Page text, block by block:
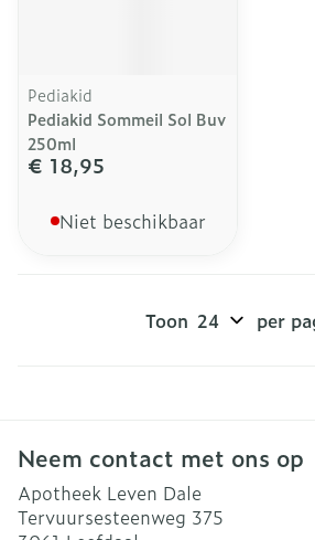
Pediakid
Pediakid Sommeil Sol Buv
250ml
€ 18,95
Niet beschikbaar
Toon per
Neem contact met ons op
Apotheek Leven Dale
Tervuursesteenweg 375